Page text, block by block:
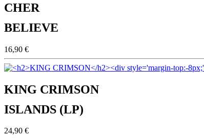
CHER
BELIEVE
16,90 €
KING CRIMSON
ISLANDS (LP)
24,90 €